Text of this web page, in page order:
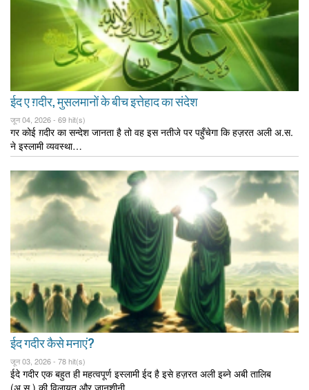
ईद ए ग़दीर, मुसलमानों के बीच इत्तेहाद का संदेश
जून 04, 2026 - 69 hit(s)
गर कोई ग़दीर का सन्देश जानता है तो वह इस नतीजे पर पहुँचेगा कि हज़रत अली अ.स.
ने इस्लामी व्यवस्था…
ईद गदीर कैसे मनाएं?
जून 03, 2026 - 78 hit(s)
ईदे गदीर एक बहुत ही महत्वपूर्ण इस्लामी ईद है इसे हज़रत अली इब्ने अबी तालिब
(अ.स.) की विलायत और जानशीनी…